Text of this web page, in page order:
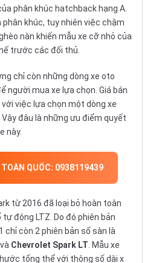
phân khúc hatchback hạng A.
phân khúc, tuy nhiên việc chậm
nàn khiến mẫu xe cỡ nhỏ của
trước các đối thủ.
chỉ còn những dòng xe oto
người mua xe lựa chọn. Giá bán
với việc lựa chọn một dòng xe
Vậy đâu là những ưu điểm quyết
này.
TOÀN QUỐC: 0938119439
từ 2016 đã loại bỏ hoàn toàn
động LTZ. Do đó phiên bản
chỉ còn 2 phiên bản số sàn là
và Chevrolet Spark LT . Mẫu xe
tổng thể với thông số dài x